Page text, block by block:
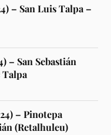
– San Luis Talpa –
– San Sebastián
Talpa
– Pinotepa
(Retalhuleu)